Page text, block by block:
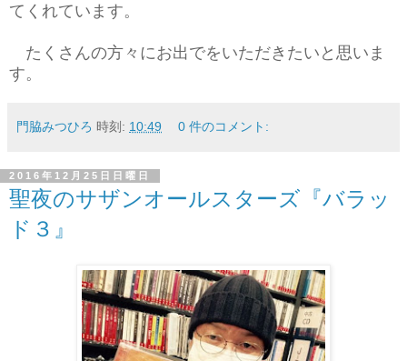
てくれています。
たくさんの方々にお出でをいただきたいと思いま
す。
門脇みつひろ 時刻: 10:49 0 件のコメント:
2016年12月25日日曜日
聖夜のサザンオールスターズ『バラッ
ド３』